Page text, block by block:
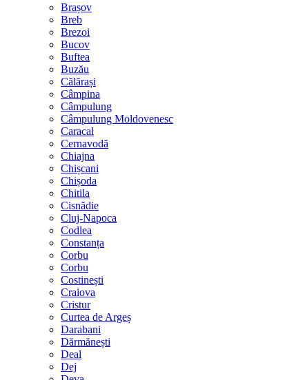
Brașov
Breb
Brezoi
Bucov
Buftea
Buzău
Călărași
Câmpina
Câmpulung
Câmpulung Moldovenesc
Caracal
Cernavodă
Chiajna
Chișcani
Chișoda
Chitila
Cisnădie
Cluj-Napoca
Codlea
Constanța
Corbu
Corbu
Costinești
Craiova
Cristur
Curtea de Argeș
Darabani
Dărmănești
Deal
Dej